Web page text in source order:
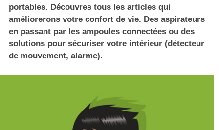
portables. Découvres tous les articles qui
améliorerons votre confort de vie. Des aspirateurs
en passant par les ampoules connectées ou des
solutions pour sécuriser votre intérieur (détecteur
de mouvement, alarme).